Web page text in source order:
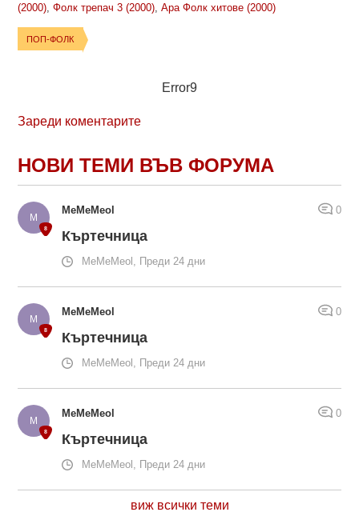
(2000) ,Фолк трепач 3 (2000) ,Ара Фолк хитове (2000)
ПОП-ФОЛК
Error9
Зареди коментарите
НОВИ ТЕМИ ВЪВ ФОРУМА
MeMeMeol 0
Къртечница
MeMeMeol, Преди 24 дни
MeMeMeol 0
Къртечница
MeMeMeol, Преди 24 дни
MeMeMeol 0
Къртечница
MeMeMeol, Преди 24 дни
виж всички теми